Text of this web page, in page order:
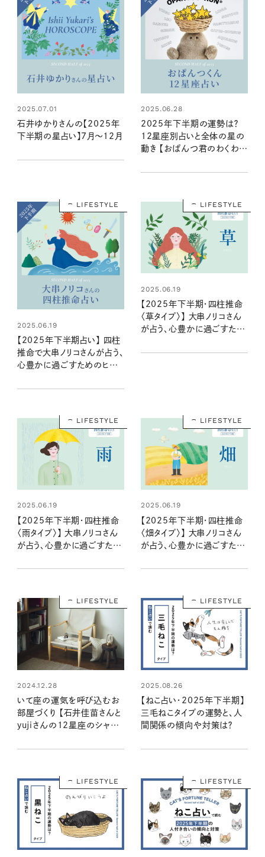
2025.07.01
石井ゆかりさんの【2025年
下半期の星占い】7月～12月
2025.06.28
2025年下半期の運勢は？
12星座別占いと全体の星の
動き 【おぱんつ君のわくわく
LIFESTYLE
2025.06.19
【2025年下半期占い】 四柱
推命で大串ノリコさんが占う、
心豊かに過ごすためのヒント
LIFESTYLE
2025.06.19
【2025年下半期・四柱推命
〈草タイプ〉】 大串ノリコさん
が占う、心豊かに過ごすため
LIFESTYLE
2025.06.19
【2025年下半期・四柱推命
〈雨タイプ〉】 大串ノリコさん
が占う、心豊かに過ごすため
LIFESTYLE
2025.06.19
【2025年下半期・四柱推命
〈畑タイプ〉】 大串ノリコさん
が占う、心豊かに過ごすため
LIFESTYLE
2024.12.28
いて座の運気を呼び込むお
部屋づくり 【石井佳苗さんと
yujiさんの12星座のシャド
LIFESTYLE
2025.08.26
【ねこ占い・2025年下半期】
三毛ねこタイプの運勢と、人
間関係の傾向や対策は？
LIFESTYLE LIFESTYLE